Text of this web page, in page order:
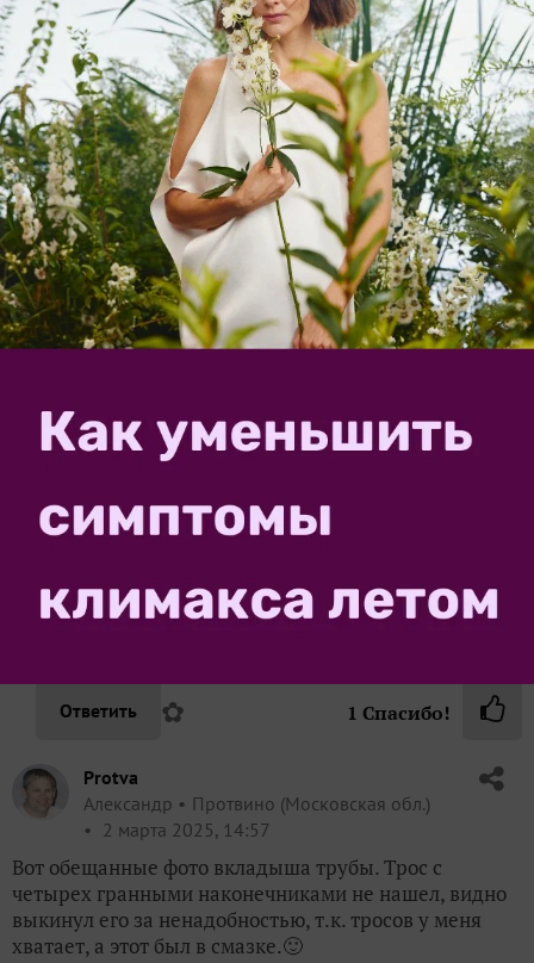
смазки и ее пополнение специальной смазкой
обязательны.
Ответить ✿ 1Спасибо!
1 марта 2025, 22:28
профессиональный ответ!!! Как раз этого мне и не
хватало для понимания конструкции триммера,
Ответить ✿ 1 Спасибо!
Protva
Александр
Протвино (Московская обл.)
2 марта 2025, 14:57
Вот обещанные фото вкладыша трубы. Трос с
четырех гранными наконечниками не нашел, видно
выкинул его за ненадобностью, т.к. тросов у меня
хватает, а этот был в смазке.🙂